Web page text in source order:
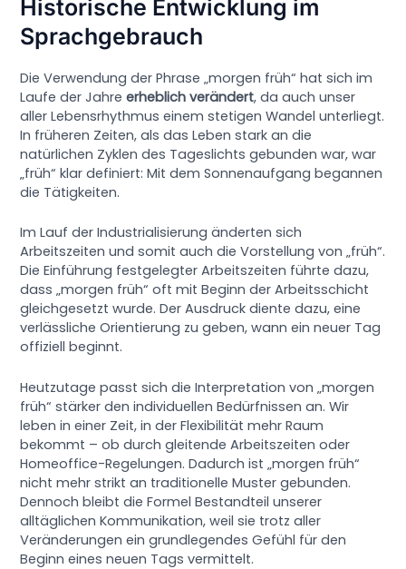
Historische Entwicklung im
Sprachgebrauch
Die Verwendung der Phrase „morgen früh“ hat sich im
Laufe der Jahreerheblich verändert, da auch unser
aller Lebensrhythmus einem stetigen Wandel unterliegt.
In früheren Zeiten, als das Leben stark an die
natürlichen Zyklen des Tageslichts gebunden war, war
„früh“ klar definiert: Mit dem Sonnenaufgang begannen
die Tätigkeiten.
Im Lauf der Industrialisierung änderten sich
Arbeitszeiten und somit auch die Vorstellung von „früh“.
Die Einführung festgelegter Arbeitszeiten führte dazu,
dass „morgen früh“ oft mit Beginn der Arbeitsschicht
gleichgesetzt wurde. Der Ausdruck diente dazu, eine
verlässliche Orientierung zu geben, wann ein neuer Tag
offiziell beginnt.
Heutzutage passt sich die Interpretation von „morgen
früh“ stärker den individuellen Bedürfnissen an. Wir
leben in einer Zeit, in der Flexibilität mehr Raum
bekommt – ob durch gleitende Arbeitszeiten oder
Homeoffice-Regelungen. Dadurch ist „morgen früh“
nicht mehr strikt an traditionelle Muster gebunden.
Dennoch bleibt die Formel Bestandteil unserer
alltäglichen Kommunikation, weil sie trotz aller
Veränderungen ein grundlegendes Gefühl für den
Beginn eines neuen Tags vermittelt.